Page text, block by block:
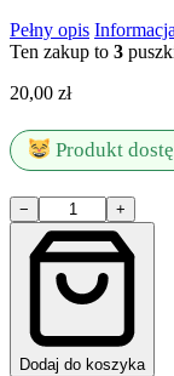
Pełny opis
Ten zakup to 3
20,00 zł
Produkt
ilość
YOU
PAWSED
HERE
zakładka
− +
Dodaj do koszyka